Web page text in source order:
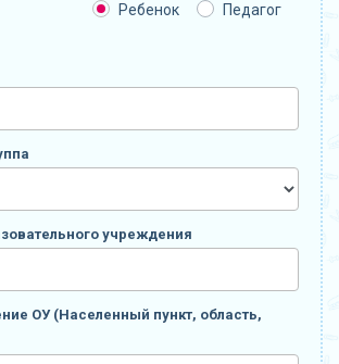
Ребенок Педагог
учреждения
ОУ (Населенный пункт, область,